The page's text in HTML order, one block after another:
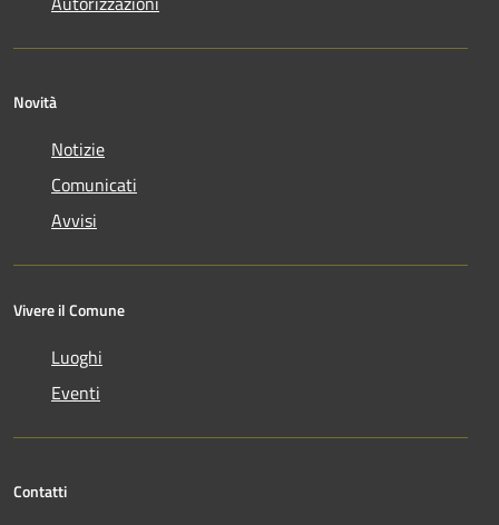
Novità
Notizie
Comunicati
Avvisi
Vivere il Comune
Luoghi
Eventi
Contatti